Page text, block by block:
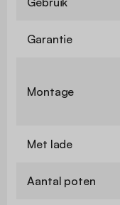
Garantie
Montage
Met lade
Aantal poten